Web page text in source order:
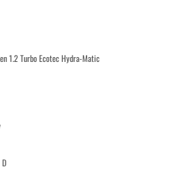
1.2 Turbo Ecotec Hydra-Matic